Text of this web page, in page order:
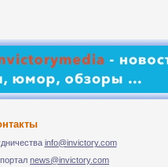
info@invictory.com
news@invictory.com